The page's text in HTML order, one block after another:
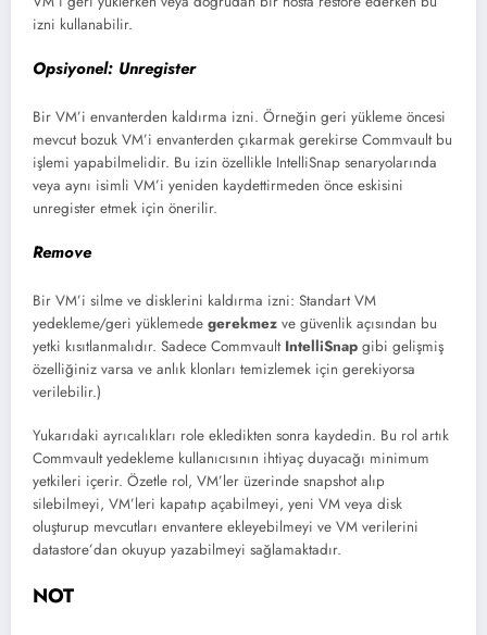
izni kullanabilir.
Opsiyonel: Unregister
Bir VM’i envanterden kaldırma izni. Örneğin geri yükleme öncesi
mevcut bozuk VM’i envanterden çıkarmak gerekirse Commvault bu
işlemi yapabilmelidir. Bu izin özellikle IntelliSnap senaryolarında
veya aynı isimli VM’i yeniden kaydettirmeden önce eskisini
unregister etmek için önerilir.
Remove
Bir VM’i silme ve disklerini kaldırma izni: Standart VM
yedekleme/geri yüklemede gerekmez ve güvenlik açısından bu
yetki kısıtlanmalıdır. Sadece Commvault IntelliSnap gibi gelişmiş
özelliğiniz varsa ve anlık klonları temizlemek için gerekiyorsa
verilebilir.)
Yukarıdaki ayrıcalıkları role ekledikten sonra kaydedin. Bu rol artık
Commvault yedekleme kullanıcısının ihtiyaç duyacağı minimum
yetkileri içerir. Özetle rol, VM’ler üzerinde snapshot alıp
silebilmeyi, VM’leri kapatıp açabilmeyi, yeni VM veya disk
oluşturup mevcutları envantere ekleyebilmeyi ve VM verilerini
datastore’dan okuyup yazabilmeyi sağlamaktadır.
NOT